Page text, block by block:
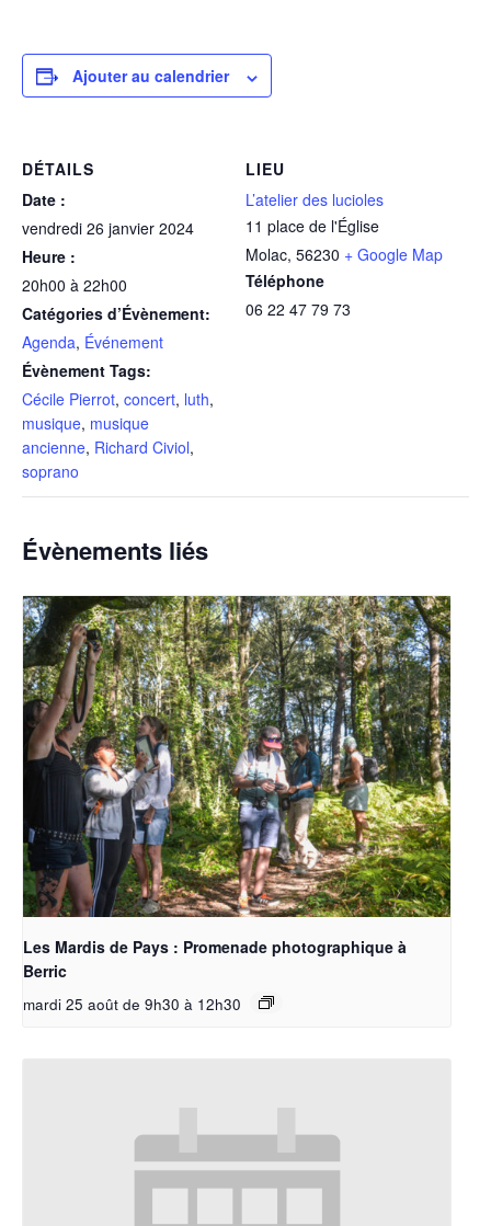
Ajouter au calendrier
DÉTAILS
Date :
vendredi 26 janvier 2024
Heure :
20h00 à 22h00
Catégories d’Évènement:
Agenda, Événement
Évènement Tags:
Cécile Pierrot, concert, luth,
musique, musique
ancienne, Richard Civiol,
soprano
LIEU
L’atelier des lucioles
11 place de l'Église
Molac, 56230 + Google Map
Téléphone
06 22 47 79 73
Évènements liés
Les Mardis de Pays : Promenade photographique à
Berric
mardi 25 août de 9h30 à 12h30